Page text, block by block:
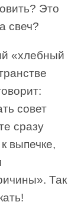
Это
свеч?
«хлебный
совет
сразу
выпечке,
Так